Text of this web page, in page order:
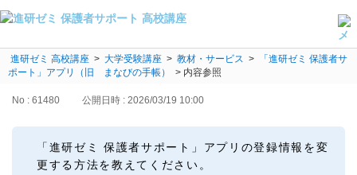
よくある質問・手続き
保護者サポート高校講座トップ
会員ページへログイン
お客様サポート(手続き・照会)
進研ゼミ 高校講座 > 大学受験講座 > 教材・サービス >
「進研ゼミ 保護者サ
ポート」アプリ（旧 まなびの手帳）
> 内容参照
No : 61480 公開日時 : 2026/03/19 10:00
「進研ゼミ 保護者サポート」アプリの登録情報を変
更する方法を教えてください。